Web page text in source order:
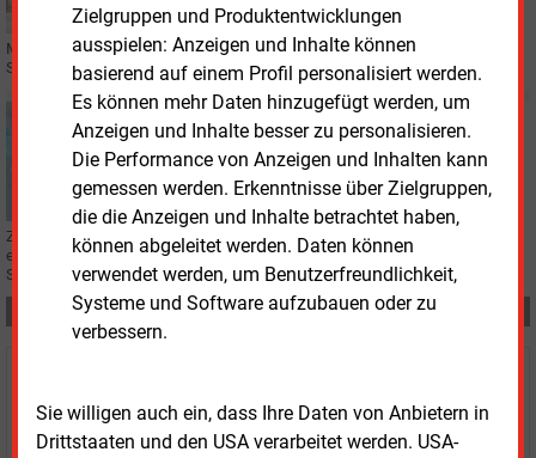
Zielgruppen und Produktentwicklungen
ausspielen: Anzeigen und Inhalte können
basierend auf einem Profil personalisiert werden.
Es können mehr Daten hinzugefügt werden, um
Anzeigen und Inhalte besser zu personalisieren.
Die Performance von Anzeigen und Inhalten kann
gemessen werden. Erkenntnisse über Zielgruppen,
die die Anzeigen und Inhalte betrachtet haben,
können abgeleitet werden. Daten können
verwendet werden, um Benutzerfreundlichkeit,
Systeme und Software aufzubauen oder zu
verbessern.
Sie willigen auch ein, dass Ihre Daten von Anbietern in
Drittstaaten und den USA verarbeitet werden. USA-
Markus Rützel steht ab 1. Oktober an der Spitze der Stadtwerke Bayreuth.
Sein Vorgänger geht Ende des Jahres in den Ruhestand.
PERSONALIE
Neue Chefs für zwei baden-württembergische
Versorger
Zwei baden-württembergische Versorger erleben in den nächsten Wochen
einen Führungswechsel. In Trossingen und Herrenberg bekommen die
Stadtwerke-Beschäftigten neue Chefs.
Teilen:
Mehrfachzugängen für Ihr Unternehmen?